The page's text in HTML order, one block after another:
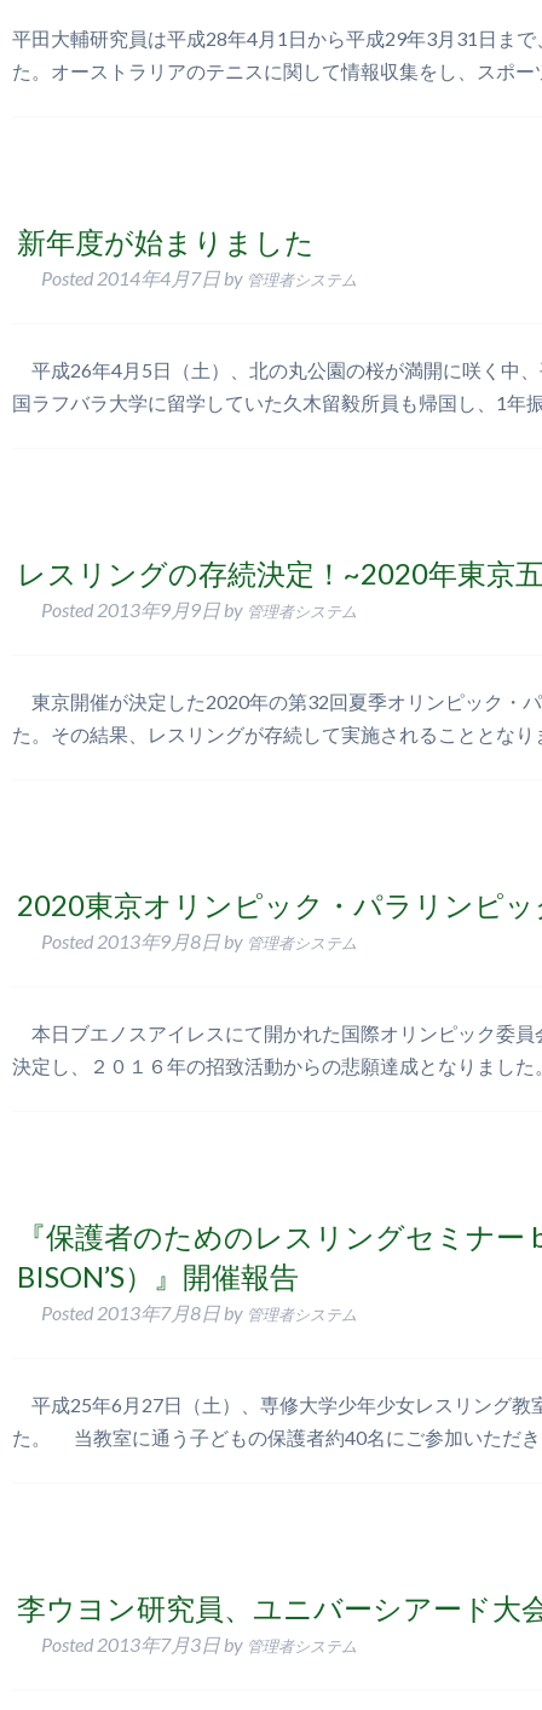
平田大輔研究員は平成28年4月1日から平成29年3月31日ま
た。オーストラリアのテニスに関して情報収集をし、スポ
新年度が始まりました
Posted 2014年4月7日 by 管理者システム
平成26年4月5日（土）、北の丸公園の桜が満開に咲く中
国ラフバラ大学に留学していた久木留毅所員も帰国し、1年
レスリングの存続決定！~2020年東京
Posted 2013年9月9日 by 管理者システム
東京開催が決定した2020年の第32回夏季オリンピック・
た。その結果、レスリングが存続して実施されることとなり
2020東京オリンピック・パラリンピッ
Posted 2013年9月8日 by 管理者システム
本日ブエノスアイレスにて開かれた国際オリンピック委
決定し、２０１６年の招致活動からの悲願達成となりま
『保護者のためのレスリングセミナ
BISON’S）』開催報告
Posted 2013年7月8日 by 管理者システム
平成25年6月27日（土）、専修大学少年少女レスリング教
た。 当教室に通う子どもの保護者約40名にご参加いただ
李ウヨン研究員、ユニバーシアード大
Posted 2013年7月3日 by 管理者システム